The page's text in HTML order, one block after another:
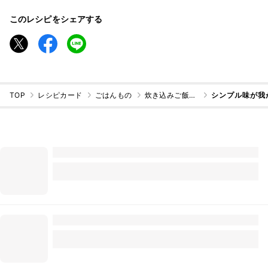
このレシピをシェアする
TOP レシピカード ごはんもの 炊き込みご飯・混ぜご飯 シンプル味が